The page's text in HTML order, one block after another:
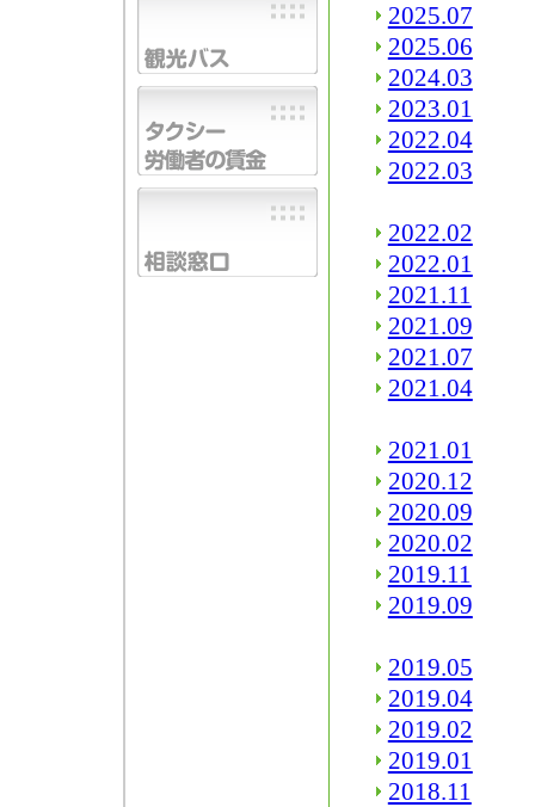
2025.07
2025.06
2024.03
2023.01
2022.04
2022.03
2022.02
2022.01
2021.11
2021.09
2021.07
2021.04
2021.01
2020.12
2020.09
2020.02
2019.11
2019.09
2019.05
2019.04
2019.02
2019.01
2018.11